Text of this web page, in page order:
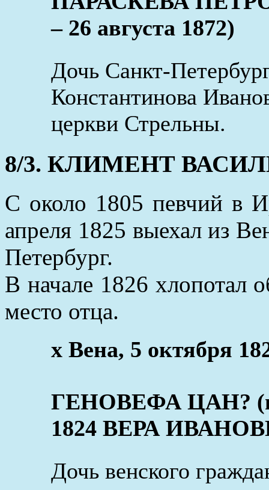
– 26 августа 1872)
Дочь Санкт-
Константинова
церкви Стрельны.
8/3. КЛИМЕНТ
С около 1805 певчий в
апреля 1825 выехал из
Петербург.
В начале 1826 хлопотал
место отца.
x Вена, 5 октября
ГЕНОВЕФА ЦАН? (в
1824 ВЕРА
Дочь венского